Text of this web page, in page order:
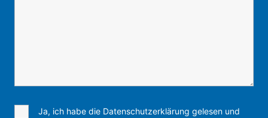
Ja, ich habe die Datenschutzerklärung gelesen und